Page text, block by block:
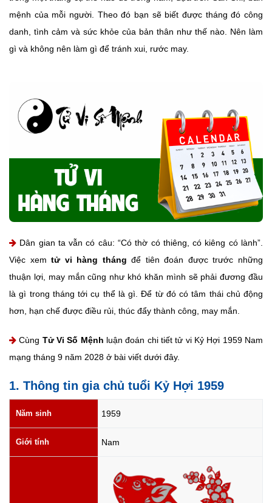
mệnh của mỗi người. Theo đó bạn sẽ biết được tháng đó công
danh, tình cảm và sức khỏe của bản thân như thế nào. Nên làm
gì và không nên làm gì để tránh xui, rước may.
Dân gian ta vẫn có câu: “Có thờ có thiêng, có kiêng có lành”.
Việc xemtử vi hàng tháng để tiên đoán được trước những
thuận lợi, may mắn cũng như khó khăn mình sẽ phải đương đầu
là gì trong tháng tới cụ thể là gì. Để từ đó có tâm thái chủ động
hơn, hạn chế được điều rủi, thúc đẩy thành công, may mắn.
Cùng Tử Vi Số Mệnh luận đoán chi tiết tử vi Kỷ Hợi 1959 Nam
mạng tháng 9 năm 2028 ở bài viết dưới đây.
1. Thông tin gia chủ tuổi Kỷ Hợi 1959
Năm sinh 1959
Giới tính Nam